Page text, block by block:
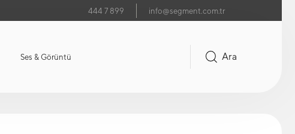
444 7 899 info@segment.com.tr
Ses & Görüntü Ara